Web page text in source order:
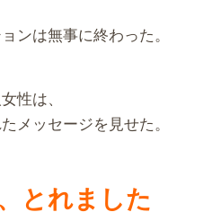
ンは無事に終わった。
性は、
メッセージを見せた。
とれました